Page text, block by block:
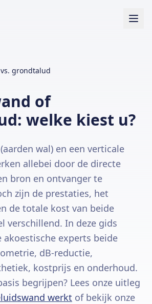
grondtalud
of
welke kiest u?
wal) en een verticale
allebei door de directe
bron en ontvanger te
zijn de prestaties, het
de totale kost van beide
verschillend. In deze gids
akoestische experts beide
dB-reductie,
kostprijs en onderhoud.
begrijpen? Lees onze uitleg
werkt of bekijk onze